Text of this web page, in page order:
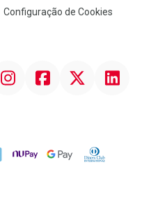
Configuração de Cookies
Facebook Linkedin
NuPay Google PayDiners Club